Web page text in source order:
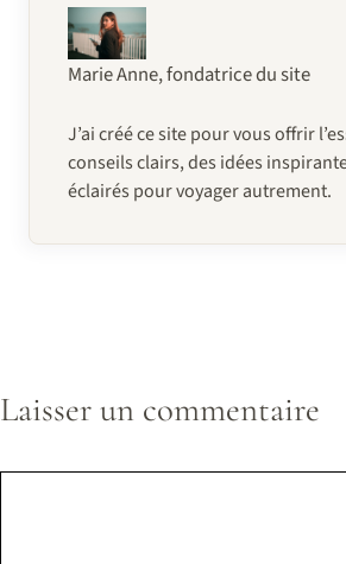
Marie Anne, fondatrice du site
J’ai créé ce site pour vous offrir
conseils clairs, des idées
éclairés pour voyager autrement.
Laisser un commentaire